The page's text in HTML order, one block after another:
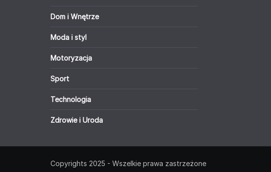
Dom i Wnętrze
Moda i styl
Motoryzacja
Sport
Technologia
Zdrowie i Uroda
Copyrights 2025 - Wszelkie prawa zastrzeżone